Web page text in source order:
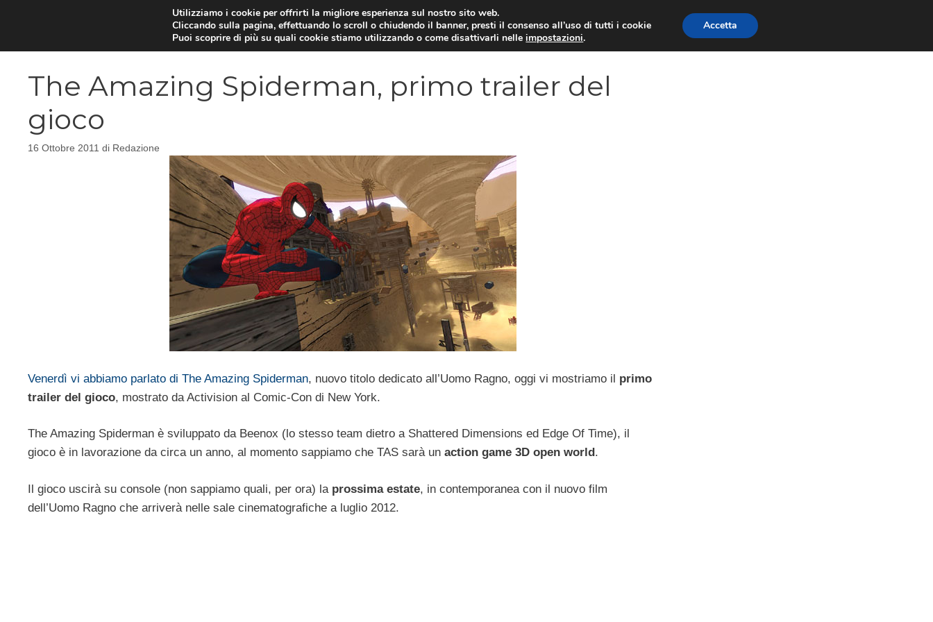
VIDEOGIOCHI NEWS RECENSIONI TRAILER GIOCHI
The Amazing Spiderman, primo trailer del
gioco
16 Ottobre 2011 di Redazione
Venerdì vi abbiamo parlato di The Amazing Spiderman, nuovo titolo dedicato all’Uomo Ragno, oggi vi mostriamo il primo
trailer del gioco, mostrato da Activision al Comic-Con di New York.
The Amazing Spiderman è sviluppato da Beenox (lo stesso team dietro a Shattered Dimensions ed Edge Of Time), il
gioco è in lavorazione da circa un anno, al momento sappiamo che TAS sarà un action game 3D open world .
Il gioco uscirà su console (non sappiamo quali, per ora) la prossima estate, in contemporanea con il nuovo film
dell’Uomo Ragno che arriverà nelle sale cinematografiche a luglio 2012.
Utilizziamo i cookie per offrirti la migliore esperienza sul nostro sito web.
Cliccando sulla pagina, effettuando lo scroll o chiudendo il banner, presti il consenso all’uso di tutti i cookie
Puoi scoprire di più su quali cookie stiamo utilizzando o come disattivarli nelleimpostazioni.
Accetta